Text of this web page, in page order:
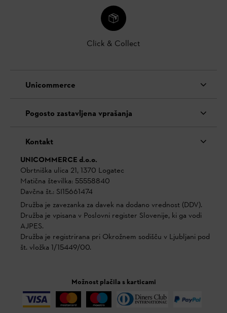
Click & Collect
Unicommerce
Pogosto zastavljena vprašanja
Kontakt
UNICOMMERCE d.o.o.
Obrtniška ulica 21, 1370 Logatec
Matična številka: 55558840
Davčna št.: SI15661474
Družba je zavezanka za davek na dodano vrednost (DDV).
Družba je vpisana v Poslovni register Slovenije, ki ga vodi
AJPES.
Družba je registrirana pri Okrožnem sodišču v Ljubljani pod
št. vložka 1/15449/00.
Možnost plačila s karticami